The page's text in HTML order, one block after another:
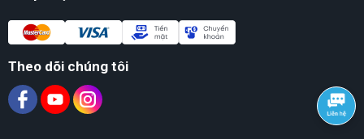
Theo dõi chúng tôi